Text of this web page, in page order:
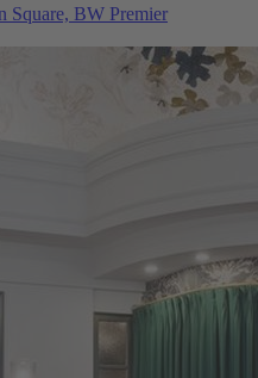
Square, BW Premier